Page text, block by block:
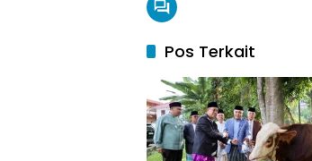
Pos Terkait